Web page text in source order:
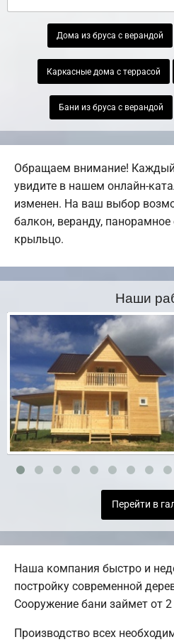
Дома из бруса с верандой
Каркасные дома с террасой
Бани из бруса с верандой
Обращаем внимание!
увидите в нашем онлайн-
изменен. На ваш выбор
балкон, веранду, панорамное
крыльцо.
Наши
Перейти в
Наша компания быстро и
постройку современной
Сооружение бани займет от 2
Производство всех